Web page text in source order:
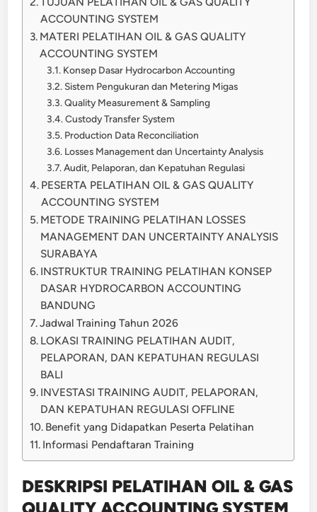
ACCOUNTING SYSTEM
MATERI PELATIHAN OIL & GAS QUALITY
ACCOUNTING SYSTEM
Konsep Dasar Hydrocarbon Accounting
Sistem Pengukuran dan Metering Migas
Quality Measurement & Sampling
Custody Transfer System
Production Data Reconciliation
Losses Management dan Uncertainty Analysis
Audit, Pelaporan, dan Kepatuhan Regulasi
PESERTA PELATIHAN OIL & GAS QUALITY
ACCOUNTING SYSTEM
METODE TRAINING PELATIHAN LOSSES
MANAGEMENT DAN UNCERTAINTY ANALYSIS
SURABAYA
INSTRUKTUR TRAINING PELATIHAN KONSEP
DASAR HYDROCARBON ACCOUNTING
BANDUNG
Jadwal Training Tahun 2026
LOKASI TRAINING PELATIHAN AUDIT,
PELAPORAN, DAN KEPATUHAN REGULASI
BALI
INVESTASI TRAINING AUDIT, PELAPORAN,
DAN KEPATUHAN REGULASI OFFLINE
Benefit yang Didapatkan Peserta Pelatihan
Informasi Pendaftaran Training
DESKRIPSI PELATIHAN OIL & GAS